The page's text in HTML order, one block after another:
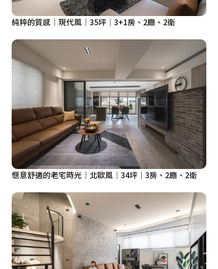
純粹的質感｜現代風｜35坪｜3+1房、2廳、2衛
愜意舒適的老宅時光｜北歐風｜34坪｜3房、2廳、2衛